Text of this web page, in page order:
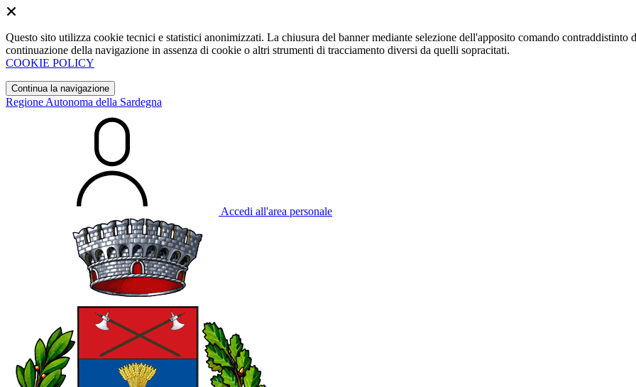
Questo sito utilizza cookie tecnici e statistici anonimizzati. La chiusura del banner mediante selezione dell'apposito comando
continuazione della navigazione in assenza di cookie o altri strumenti di tracciamento diversi da quelli sopracitati.
COOKIE POLICY
Continua la navigazione
Regione Autonoma della Sardegna
Accedi all'area personale